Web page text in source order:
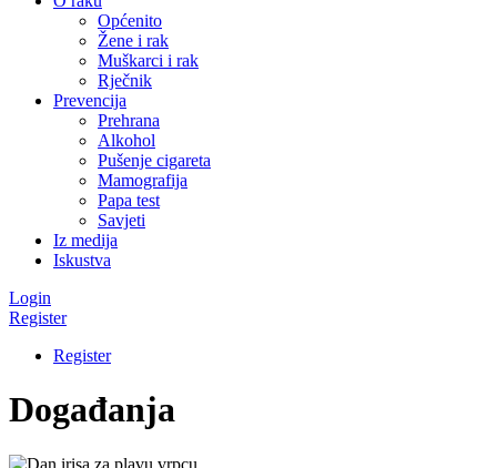
Općenito
Žene i rak
Muškarci i rak
Rječnik
Prevencija
Prehrana
Alkohol
Pušenje cigareta
Mamografija
Papa test
Savjeti
Iz medija
Iskustva
Login
Register
Register
Događanja